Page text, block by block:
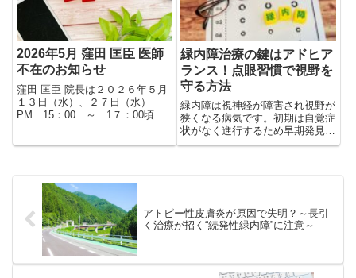
2026年5月 窪田 匡臣 医師
不在のお知らせ
窪田 匡臣 院長は２０２６年５月
１３日（水）、２７日（水）
PM 15：00 ～ 1７：00頃
緑内障治療の鍵はアドヒア
ランス！点眼習慣で視野を
守る方法
緑内障は視神経が障害され視野が
狭くなる病気です。初期は自覚症
状がなく進行するため早期発見と
治療が重要です。点眼薬で眼圧を
も。アドヒアランスを高める工夫
を取り入れ、視野を守るために正
しく点眼を続けましょう
アトピー性皮膚炎が原因で失明？～長引
く治療が招く“続発性緑内障”に注意～